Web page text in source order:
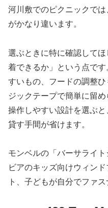
河川敷でのピクニックで
がかなり違います。
選ぶときに特に確認して
着できるか」という点で
すいもの、フードの調整
ジックテープで簡単に留
操作しやすい設計を選ぶ
貸す手間が省けます。
モンベルの「バーサライ
ビアのキッズ向けウィン
ト、子どもが自分でファ